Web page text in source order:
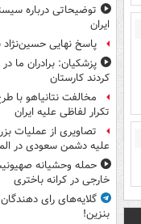
ایران
پاسخ نهایی
پزشکیان: برادران ما
کردند کارستان
تکرار لفاظی علیه ایران
تصاویری از عملیات
علیه دشمن سعودی در
حمله وحشیانه
خارجی در کرانه باختری
گلایه‌های رای
بنزین!